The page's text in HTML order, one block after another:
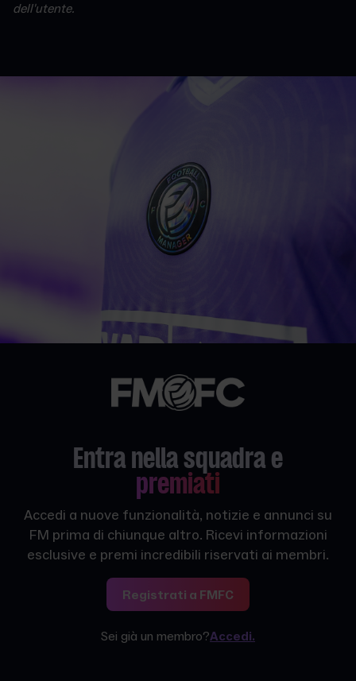
dell'utente.
Entra nella squadra e
premiati
Accedi a nuove funzionalità, notizie e annunci su
FM prima di chiunque altro. Ricevi informazioni
esclusive e premi incredibili riservati ai membri.
Registrati a FMFC
Sei già un membro?Accedi.